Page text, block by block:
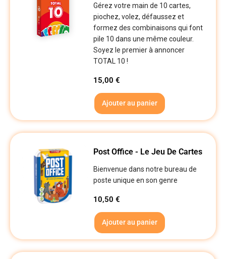
Gérez votre main de 10 cartes,
piochez, volez, défaussez et
formez des combinaisons qui font
pile 10 dans une même couleur.
Soyez le premier à annoncer
TOTAL 10 !
15,00€
Ajouter au panier
Post Office - Le Jeu De Cartes
Bienvenue dans notre bureau de
poste unique en son genre
10,50€
Ajouter au panier